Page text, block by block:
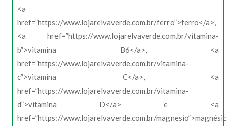
<a
href=”https://www.lojarelvaverde.com.br/ferro”>ferro</a>,
<a href=”https://www.lojarelvaverde.com.br/vitamina-
b”>vitamina B6</a>, <a
href=”https://www.lojarelvaverde.com.br/vitamina-
c”>vitamina C</a>, <a
href=”https://www.lojarelvaverde.com.br/vitamina-
d”>vitamina D</a> e <a
href=”https://www.lojarelvaverde.com.br/